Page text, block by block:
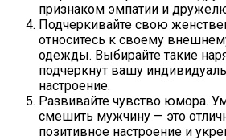
признаком эмпатии и
Подчеркивайте свою
относитесь к своему
одежды. Выбирайте такие
подчеркнут вашу
настроение.
Развивайте чувство юмора.
смешить мужчину — это
позитивное настроение и